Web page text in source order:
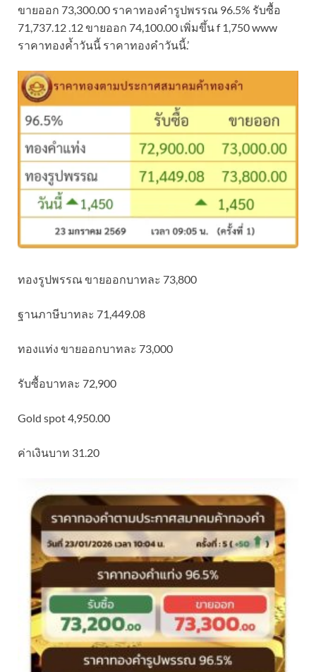
ขายออก 73,300.00 ราคาทองคำรูปพรรณ 96.5% รับซื้อ
71,737.12 .12 ขายออก 74,100.00 เพิ่มขึ้น f 1,750 www
ราคาทองค้ำวันนี้ ราคาทองคำวันนี้.’
ทองรูปพรรณ ขายออกบาทละ 73,800
ฐานภาษีบาทละ 71,449.08
ทองแท่ง ขายออกบาทละ 73,000
รับซื้อบาทละ 72,900
Gold spot 4,950.00
ค่าเงินบาท 31.20